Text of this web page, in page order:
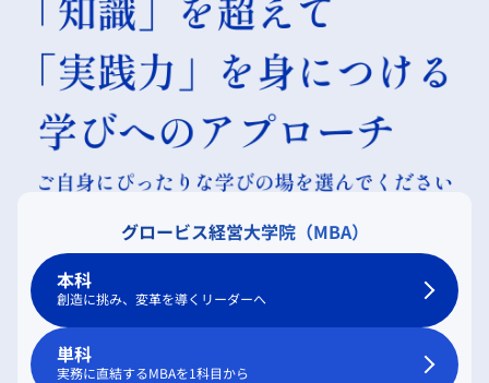
グロービス経営大学院（MBA）
本科
創造に挑み、変革を導くリーダーへ
単科
実務に直結するMBAを1科目から